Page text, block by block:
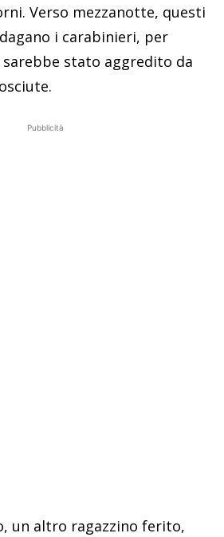
Verso mezzanotte, questi
i carabinieri, per
stato aggredito da
Pubblicità
un altro ragazzino ferito,